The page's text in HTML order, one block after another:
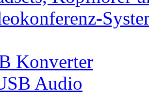
Konverter
Audio